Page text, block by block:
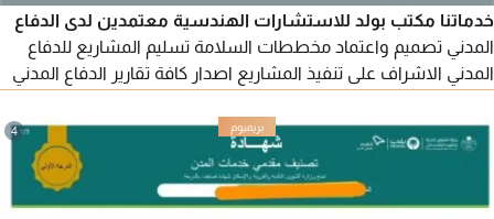
خدماتنا مكتب بولد للاستشارات الهندسية معتمدين لدى الدفاع
المدني تصميم واعتماد مخططات السلامة تسليم المشاريع للدفاع
المدني الاشراف على تنفيذ المشاريع اصدار كافة تقارير الدفاع المدني
ارم توريد وتركيب أنظمة الدفاع المدني أعمال صيانة أنظمة الدفاع
المدني
4